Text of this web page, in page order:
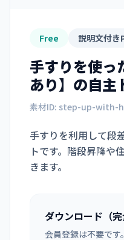
Free 説明文付き
手すりを使っ
あり】 の自主
素材ID: step-up-with-
手すりを利用して段
トです。階段昇降や
きます。
ダウンロード（完
会員登録は不要で